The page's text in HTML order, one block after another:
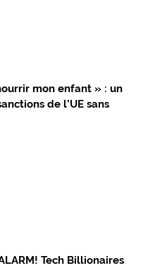
mon enfant » : un
de l’UE sans
Tech Billionaires